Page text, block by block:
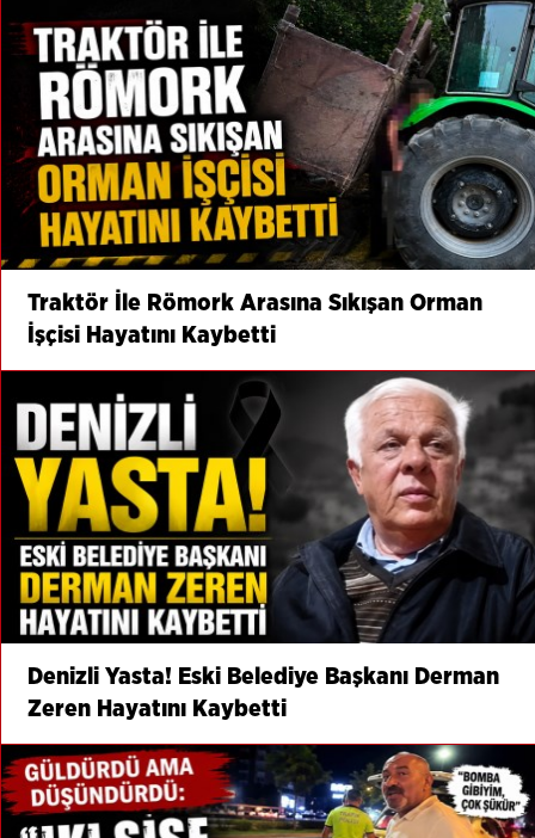
Traktör İle Römork Arasına Sıkışan Orman
İşçisi Hayatını Kaybetti
Denizli Yasta! Eski Belediye Başkanı Derman
Zeren Hayatını Kaybetti